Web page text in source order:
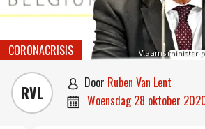
Vlaams minister-
CORONACRISIS
RVL  door Ruben Van Lent
 woensdag 28 oktober